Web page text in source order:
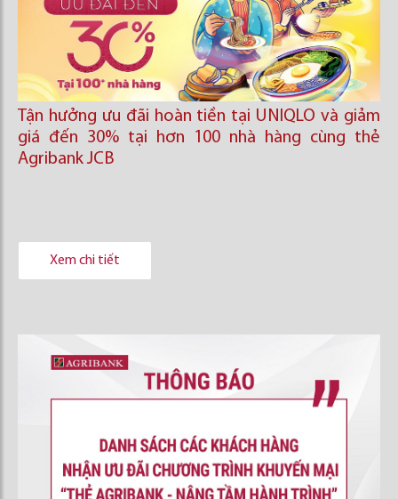
Tận hưởng ưu đãi hoàn tiền tại UNIQLO và giảm
giá đến 30% tại hơn 100 nhà hàng cùng thẻ
Agribank JCB
Xem chi tiết